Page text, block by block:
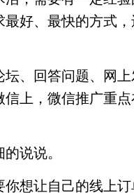
好、最快的方式
、回答问题、网
上，微信推广重
说说。
想让自己的线上